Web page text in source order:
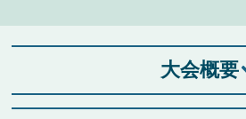
大会概要